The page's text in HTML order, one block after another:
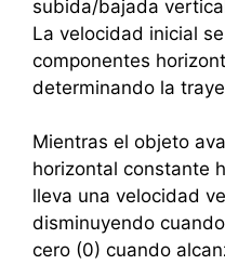
subida/bajada vertical
La velocidad inicial
componentes
determinando la
Mientras el objeto
horizontal constante
lleva una velocidad
disminuyendo
cero (0) cuando